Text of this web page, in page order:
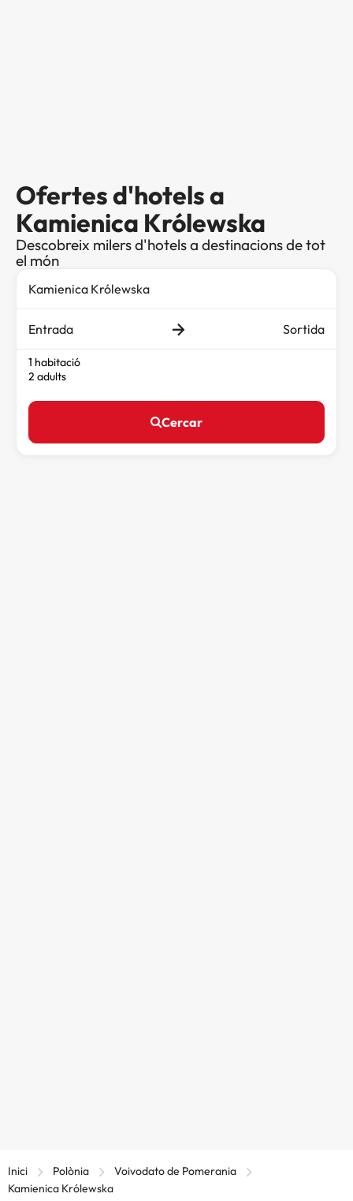
Ofertes d'hotels a
Kamienica Królewska
Descobreix milers d'hotels a destinacions de tot
el món
Entrada Sortida
1 habitació
2 adults
Cercar
Inici Polònia
Voivodato de Pomerania
Kamienica Królewska